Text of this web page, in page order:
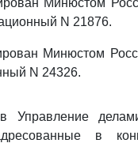
Минюстом
N 21876.
Минюстом
N 24326.
Управление
в